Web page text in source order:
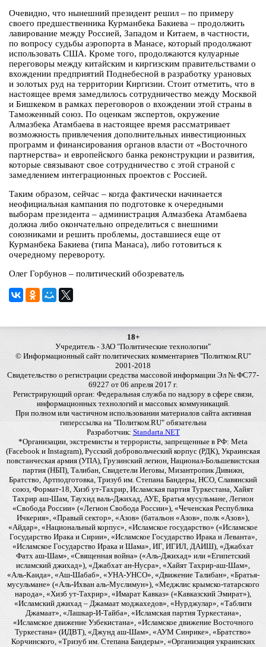
Очевидно, что нынешний президент решил – по примеру
своего предшественника Курманбека Бакиева – продолжить
лавирование между Россией, Западом и Китаем, в частности,
по вопросу судьбы аэропорта в Манасе, который продолжают
использовать США. Кроме того, продолжаются кулуарные
переговоры между китайским и киргизским правительствами о
вхождении предприятий Поднебесной в разработку урановых
и золотых руд на территории Киргизии. Стоит отметить, что в
настоящее время замедлилось сотрудничество между Москвой
и Бишкеком в рамках переговоров о вхождении этой страны в
Таможенный союз. По оценкам экспертов, окружение
Алмазбека Атамбаева в настоящее время рассматривает
возможность привлечения дополнительных инвестиционных
программ и финансирования органов власти от «Восточного
партнерства» и европейского банка реконструкции и развития,
которые связывают свое сотрудничество с этой страной с
замедлением интеграционных проектов с Россией.
Таким образом, сейчас – когда фактически начинается
неофициальная кампания по подготовке к очередными
выборам президента – администрация Алмазбека Атамбаева
должна либо окончательно определиться с внешними
союзниками и решить проблемы, доставшиеся еще от
Курманбека Бакиева (типа Манаса), либо готовиться к
очередному перевороту.
Олег Горбунов – политический обозреватель
18+
Учредитель - ЗАО "Политические технологии"
© Информационный сайт политических комментариев "Политком.RU"
2001-2018
Свидетельство о регистрации средства массовой информации Эл № ФС77-
69227 от 06 апреля 2017 г.
Регистрирующий орган: Федеральная служба по надзору в сфере связи,
информационных технологий и массовых коммуникаций.
При полном или частичном использовании материалов сайта активная
гиперссылка на "Политком.RU" обязательна
Разработчик: Standarta.NET
*Организации, экстремисты и террористы, запрещенные в РФ: Meta
(Facebook и Instagram), Русский добровольческий корпус (РДК), Украинская
повстанческая армия (УПА), Грузинский легион, Национал-Большевистская
партия (НБП), Талибан, Свидетели Иеговы, Мизантропик Дивижн,
Братство, Артподготовка, Тризуб им. Степана Бандеры, НСО, Славянский
союз, Формат-18, Хизб ут-Тахрир, Исламская партия Туркестана, Хайят
Тахрир аш-Шам, Таухид валь-Джихад, АУЕ, Братья мусульмане, Легион
«Свобода России» («Легион Свобода России»), «Чеченская Республика
Ичкерия», «Правый сектор», «Азов» (батальон «Азов», полк «Азов»),
«Айдар», «Национальный корпус», «Исламское государство» («Исламское
Государство Ирака и Сирии», «Исламское Государство Ирака и Леванта»,
«Исламское Государство Ирака и Шама», ИГ, ИГИЛ, ДАИШ), «Джабхат
Фатх аш-Шам», «Священная война» («Аль-Джихад» или «Египетский
исламский джихад»), «Джабхат ан-Нусра», «Хайят Тахрир-аш-Шам»,
«Аль-Каида», «Аш-Шабаб», «УНА-УНСО», «Движение Талибан», «Братья-
мусульмане» («Аль-Ихван аль-Муслимун»), «Меджлис крымско-татарского
народа», «Хизб ут-Тахрир», «Имарат Кавказ» («Кавказский Эмират»),
«Исламский джихад – Джамаат моджахедов», «Нурджулар», «Таблиги
Джамаат», «Лашкар-И-Тайба», «Исламская партия Туркестана»,
«Исламское движение Узбекистана», «Исламское движение Восточного
Туркестана» (ИДВТ), «Джунд аш-Шам», «АУМ Синрике», «Братство»
Корчинского, «Тризуб им. Степана Бандеры», «Организация украинских